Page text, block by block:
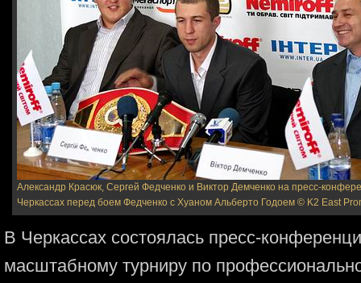
Александр Красюк, Сергей Федченко и Виктор Демченко на пресс-
Черкассах перед боем Федченко с Хуаном Альберто Годоем © K2 East
В Черкассах состоялась пресс-
масштабному турниру по